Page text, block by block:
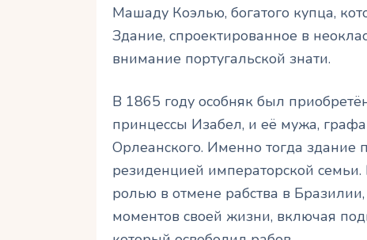
Машаду Коэлью, богатого купца,
Здание, спроектированное в
внимание португальской знати.
В 1865 году особняк был
принцессы Изабел, и её мужа,
Орлеанского. Именно тогда здание
резиденцией императорской
ролью в отмене рабства в
моментов своей жизни, включая